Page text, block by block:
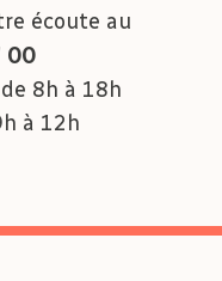
aux troubles
les facteurs
une situation
écoute au
00
8h à 18h
à 12h